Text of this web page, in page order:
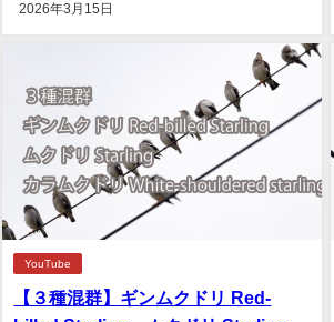
2026年3月15日
YouTube
【３種混群】ギンムクドリ Red-